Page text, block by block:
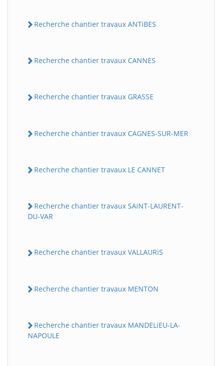
Recherche chantier travaux ANTiBES
Recherche chantier travaux CANNES
Recherche chantier travaux GRASSE
Recherche chantier travaux CAGNES-SUR-MER
Recherche chantier travaux LE CANNET
Recherche chantier travaux SAiNT-LAURENT-
DU-VAR
Recherche chantier travaux VALLAURiS
Recherche chantier travaux MENTON
Recherche chantier travaux MANDELiEU-LA-
NAPOULE